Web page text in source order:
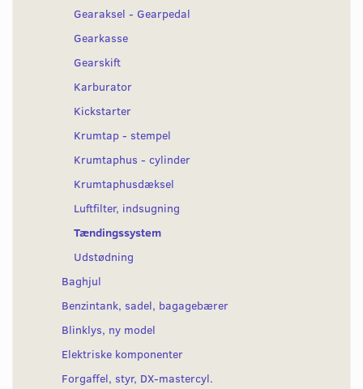
Gearaksel - Gearpedal
Gearkasse
Gearskift
Karburator
Kickstarter
Krumtap - stempel
Krumtaphus - cylinder
Krumtaphusdæksel
Luftfilter, indsugning
Tændingssystem
Udstødning
Baghjul
Benzintank, sadel, bagagebærer
Blinklys, ny model
Elektriske komponenter
Forgaffel, styr, DX-mastercyl.